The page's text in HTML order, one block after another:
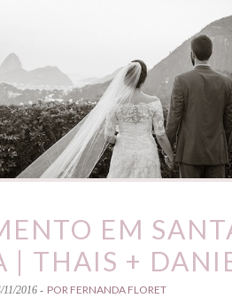
EM
| THAIS +
11/2016 - POR FERNANDA FLORET